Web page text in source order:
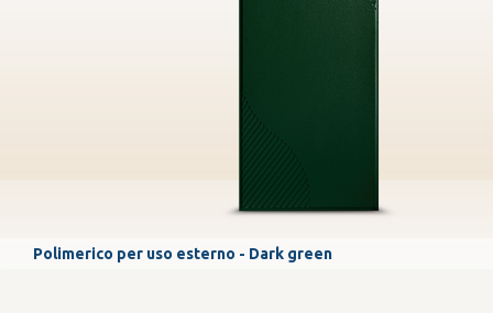
Polimerico per uso esterno - Dark green